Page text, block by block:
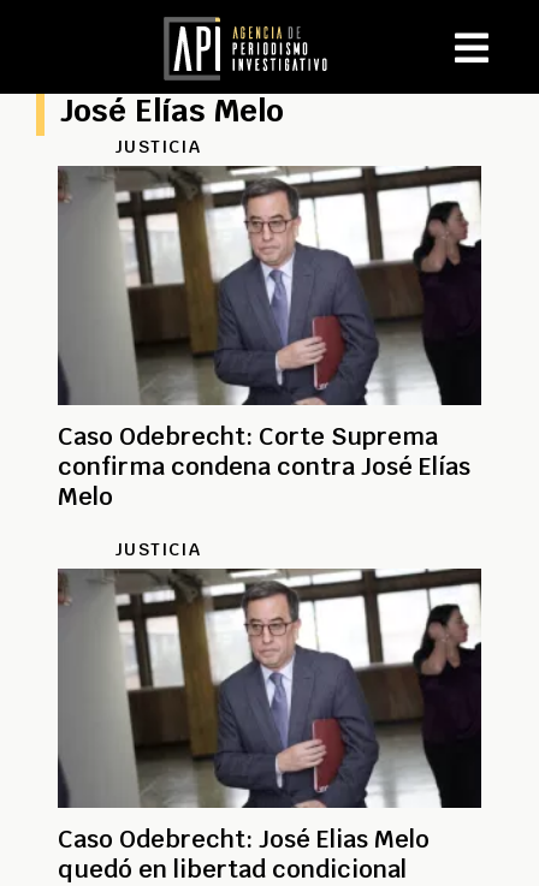
José Elías Melo
JUSTICIA
Caso Odebrecht: Corte Suprema
confirma condena contra José Elías
Melo
JUSTICIA
Caso Odebrecht: José Elias Melo
quedó en libertad condicional